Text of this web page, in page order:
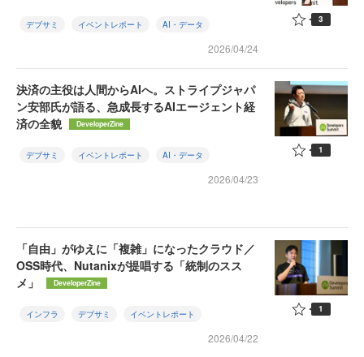
デブサミ イベントレポート AI・データ
2026/04/24
3
決済の主役は人間からAIへ。ストライプジャパ
ン安部氏が語る、急成長するAIエージェント経
済の全貌
DeveloperZine
デブサミ イベントレポート AI・データ
2026/04/23
1
「自由」がゆえに「複雑」になったクラウド／
OSS時代、Nutanixが提唱する「統制のスス
メ」
DeveloperZine
インフラ デブサミ イベントレポート
2026/04/22
1